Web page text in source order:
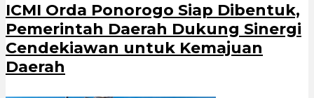
ICMI Orda Ponorogo Siap Dibentuk,
Pemerintah Daerah Dukung Sinergi
Cendekiawan untuk Kemajuan
Daerah